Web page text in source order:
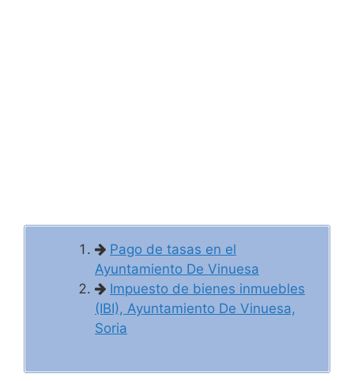
Pago de tasas en el
Ayuntamiento De Vinuesa
Impuesto de bienes inmuebles
(IBI), Ayuntamiento De Vinuesa,
Soria